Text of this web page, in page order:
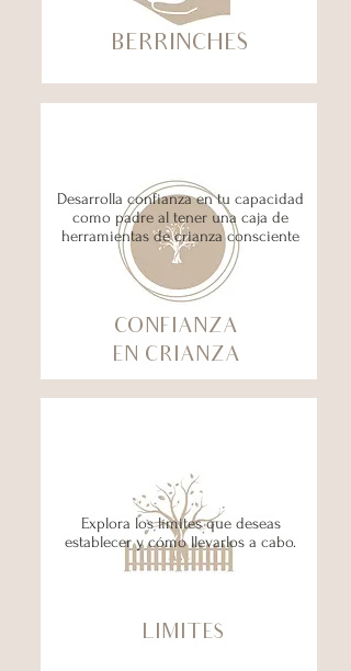
Desarrolla confianza en tu capacidad
como padre al tener una caja de
herramientas de crianza consciente
CONFIANZA
EN CRIANZA
Explora los límites que deseas
establecer y cómo llevarlos a cabo.
LIMITES
BERRINCHES